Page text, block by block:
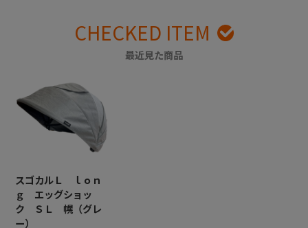
CHECKED ITEM
最近見た商品
スゴカルＬ ｌｏｎ
ｇ エッグショッ
ク ＳＬ 幌（グレ
ー）